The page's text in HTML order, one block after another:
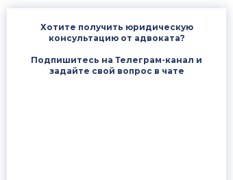
Хотите получить юридическую
консультацию от адвоката?
Подпишитесь на Телеграм-канал и
задайте свой вопрос в чате